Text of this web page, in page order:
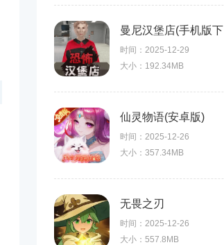
曼尼汉堡店(手机版下
载)
时间：2025-12-29
大小：192.34MB
仙灵物语(安卓版)
时间：2025-12-26
大小：357.34MB
无畏之刃
时间：2025-12-26
大小：557.8MB